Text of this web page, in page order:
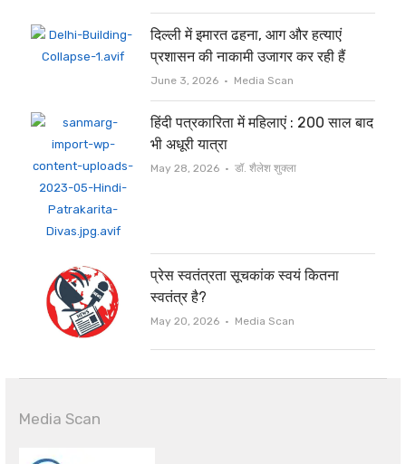
दिल्ली में इमारत ढहना, आग और हत्याएं
प्रशासन की नाकामी उजागर कर रही हैं
June 3, 2026 Author
Media Scan
हिंदी पत्रकारिता में महिलाएं : 200 साल बाद
भी अधूरी यात्रा
May 28, 2026 Author
डॉ. शैलेश शुक्ला
प्रेस स्वतंत्रता सूचकांक स्वयं कितना
स्वतंत्र है?
May 20, 2026 Author
Media Scan
Media Scan